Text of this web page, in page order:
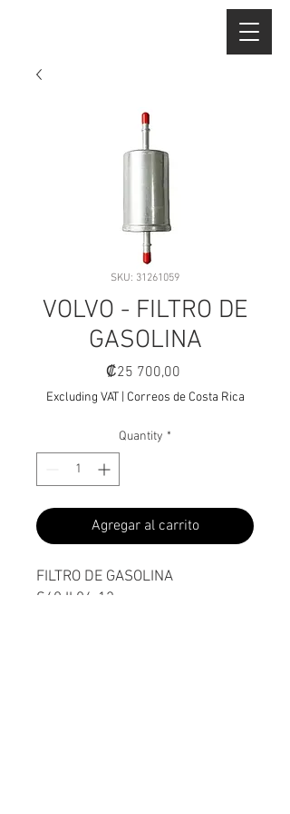
SKU: 31261059
VOLVO - FILTRO DE
GASOLINA
₡25 700,00Price
Excluding VAT| Correos de Costa Rica
Quantity *
Agregar al carrito
FILTRO DE GASOLINA
S40 II 04-12